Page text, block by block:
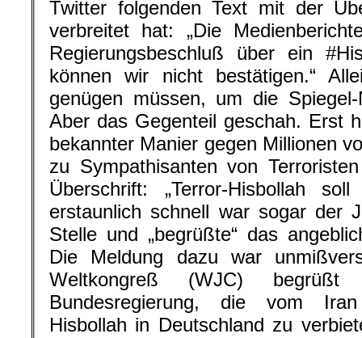
Twitter folgenden Text mit der
verbreitet hat: „Die
Regierungsbeschluß über ein
können wir nicht bestätigen.“
genügen müssen, um die
Aber das Gegenteil geschah. Erst
bekannter Manier gegen Millionen
zu Sympathisanten von
Überschrift: „Terror-Hisbollah
erstaunlich schnell war sogar der
Stelle und „begrüßte“ das
Die Meldung dazu war
Weltkongreß (WJC)
Bundesregierung, die vom
Hisbollah in Deutschland zu